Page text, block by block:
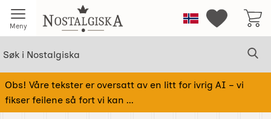
Meny Startsiden for NostalgiskaNorge Mine
Obs! Våre tekster er oversatt av en litt for ivrig AI – vi
fikser feilene så fort vi kan ...